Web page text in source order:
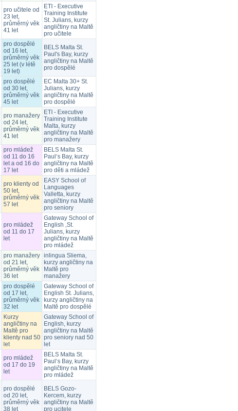
pro učitele od
23 let,
průměrný věk
41 let
ETI - Executive
Training Institute
St. Julians, kurzy
angličtiny na Maltě
pro učitele
pro dospělé
od 16 let,
průměrný věk
25 let (v létě
19 let)
BELS Malta St.
Paul's Bay, kurzy
angličtiny na Maltě
pro dospělé
pro dospělé
od 30 let,
průměrný věk
45 let
EC Malta 30+ St.
Julians, kurzy
angličtiny na Maltě
pro dospělé
pro manažery
od 24 let,
průměrný věk
41 let
ETI - Executive
Training Institute
Malta, kurzy
angličtiny na Maltě
pro manažery
pro mládež
od 11 do 16
let a od 16 do
17 let
BELS Malta St.
Paul‘s Bay, kurzy
angličtiny na Maltě
pro děti a mládež
pro klienty od
50 let,
průměrný věk
57 let
EASY School of
Languages
Valletta, kurzy
angličtiny na Maltě
pro seniory
pro mládež
od 11 do 17
let
Gateway School of
English ,St.
Julians, kurzy
angličtiny na Maltě
pro mládež
pro manažery
od 21 let,
průměrný věk
36 let
inlingua Sliema,
kurzy angličtiny na
Maltě pro
manažery
pro dospělé
od 17 let,
průměrný věk
32 let
Gateway School of
English St. Julians,
kurzy angličtiny na
Maltě pro dospělé
Kurzy
angličtiny na
Maltě pro
klienty nad 50
let
Gateway School of
English, kurzy
angličtiny na Maltě
pro seniory nad 50
let
pro mládež
od 17 do 19
let
BELS Malta St.
Paul‘s Bay, kurzy
angličtiny na Maltě
pro mládež
pro dospělé
od 20 let,
průměrný věk
38 let
BELS Gozo-
Kercem, kurzy
angličtiny na Maltě
pro ucitele